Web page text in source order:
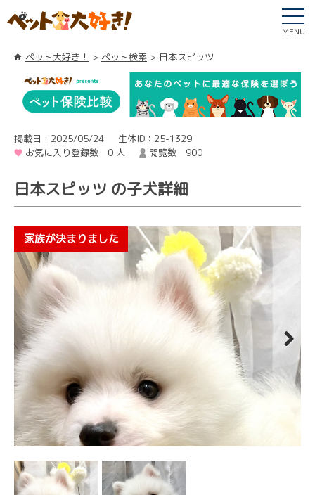
MENU
ペット大好き！ ペット検索 日本スピッツ
掲載日：2025/05/24
生体ID：25-1329
お気に入り登録数 0 人
閲覧数 900
日本スピッツ の子犬詳細